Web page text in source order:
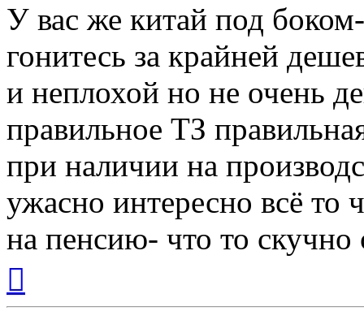
У вас же китай под
гонитесь за крайней
и неплохой но не очень
правильное ТЗ
при наличии на
ужасно интересно всё то
на пенсию- что то скучно
началу